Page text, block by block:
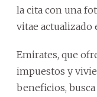
la cita con una
vitae actualizado
Emirates, que
impuestos y
beneficios,